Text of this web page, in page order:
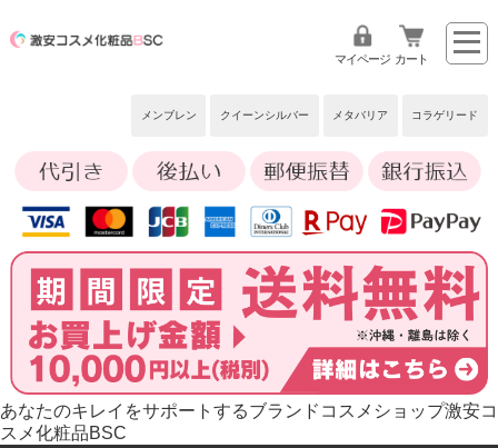
メンブレン クイーンシルバー メタバリア コラゲリード
マイページ カート
あなたのキレイをサポートするブランドコスメショップ激安コ
スメ化粧品BSC